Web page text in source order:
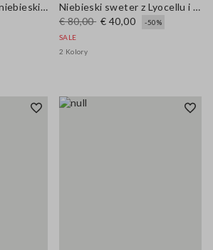
Krótki dwurzędowy niebieski płaszcz z mieszanki wełny
Niebieski sweter z Lyocellu i bawełny regular fit z dekoltem V
€ 80,00 € 40,00
-50%
SALE
2 Kolory